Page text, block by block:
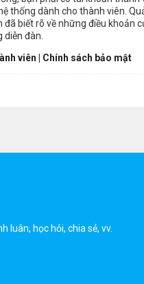
thống dành cho thành viên.
đã biết rõ về những điều khoản
đàn.
viên
Chính sách bảo mật
luân, học hỏi, chia sẻ, vv.